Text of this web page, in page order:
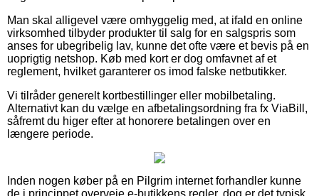
Man skal alligevel være omhyggelig med, at ifald en online
virksomhed tilbyder produkter til salg for en salgspris som
anses for ubegribelig lav, kunne det ofte være et bevis på en
uoprigtig netshop. Køb med kort er dog omfavnet af et
reglement, hvilket garanterer os imod falske netbutikker.
Vi tilråder generelt kortbestillinger eller mobilbetaling.
Alternativt kan du vælge en afbetalingsordning fra fx ViaBill,
såfremt du higer efter at honorere betalingen over en
længere periode.
Inden nogen køber på en Pilgrim internet forhandler kunne
de i princippet overveje e-butikkens regler, dog er det typisk